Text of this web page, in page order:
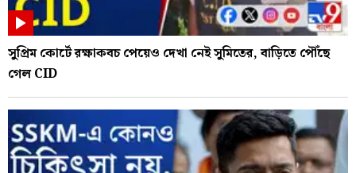
সুপ্রিম কোর্টে রক্ষাকবচ পেয়েও দেখা নেই সুমিতের, বাড়িতে পৌঁছে
গেল CID